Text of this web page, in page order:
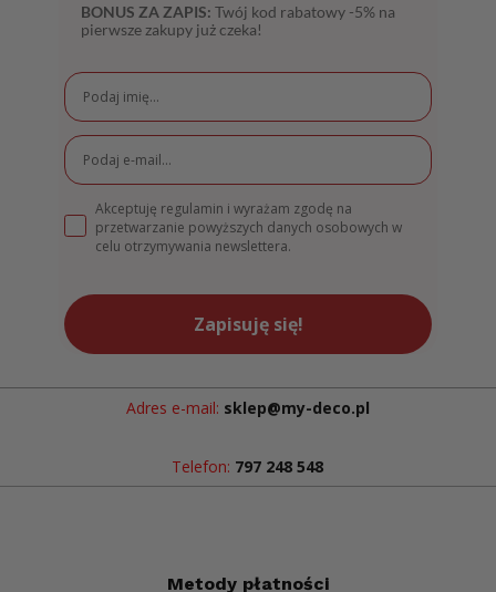
BONUS ZA ZAPIS: Twój kod rabatowy -5% na
pierwsze zakupy już czeka!
Akceptuję regulamin i wyrażam zgodę na
przetwarzanie powyższych danych osobowych w
celu otrzymywania newslettera.
Zapisuję się!
Adres e-mail: sklep@my-deco.pl
Telefon: 797 248 548
Metody płatności